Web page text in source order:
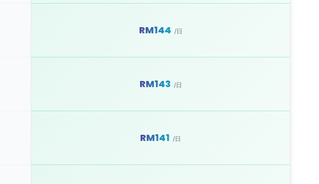
RM144 /日
RM143 /日
RM141 /日